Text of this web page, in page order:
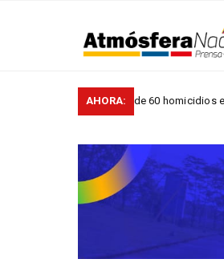
AHORA:
participó en más de 60 homicidios en...